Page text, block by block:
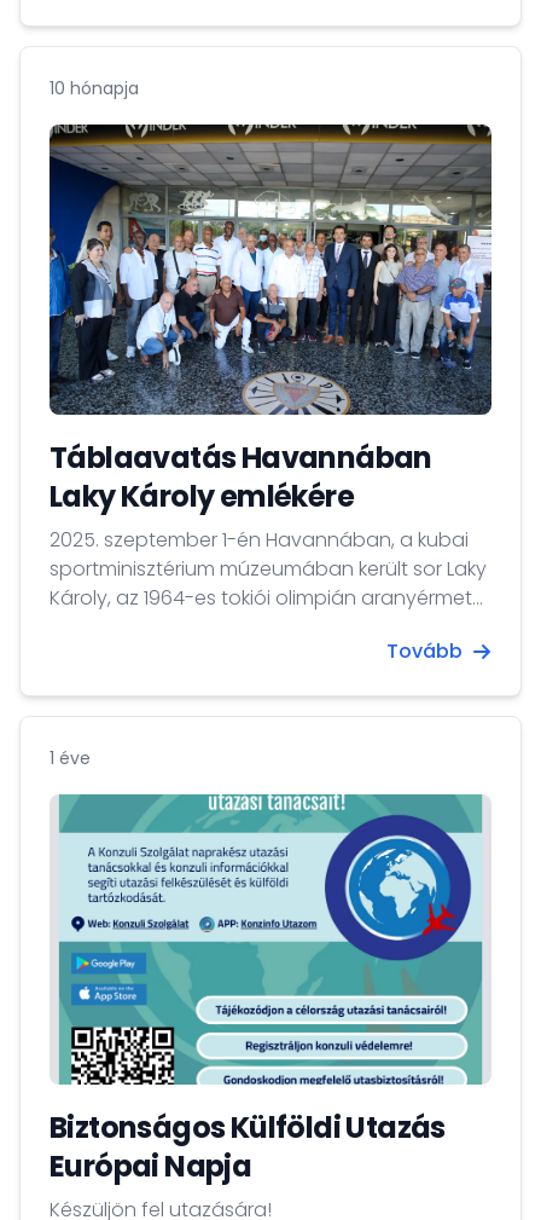
10 hónapja
Táblaavatás Havannában
Laky Károly emlékére
2025. szeptember 1-én Havannában, a kubai
sportminisztérium múzeumában került sor Laky
Károly, az 1964-es tokiói olimpián aranyérmet
kapitánya emléktáblájának avatására, aki
vezetésével a sportág történetének legjobb
válogatott.
Tovább
1 éve
Biztonságos Külföldi Utazás
Európai Napja
Készüljön fel utazására!